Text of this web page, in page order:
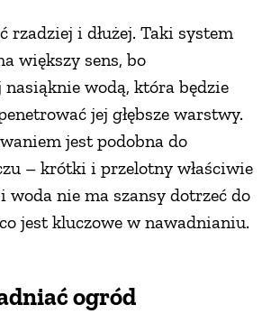
rzadziej i dłużej. Taki system
większy sens, bo
wodą, która będzie
jej głębsze warstwy.
jest podobna do
– krótki i przelotny właściwie
woda nie ma szansy dotrzeć do
jest kluczowe w nawadnianiu.
ogród
DODATKI
PRZETWORY
INNE